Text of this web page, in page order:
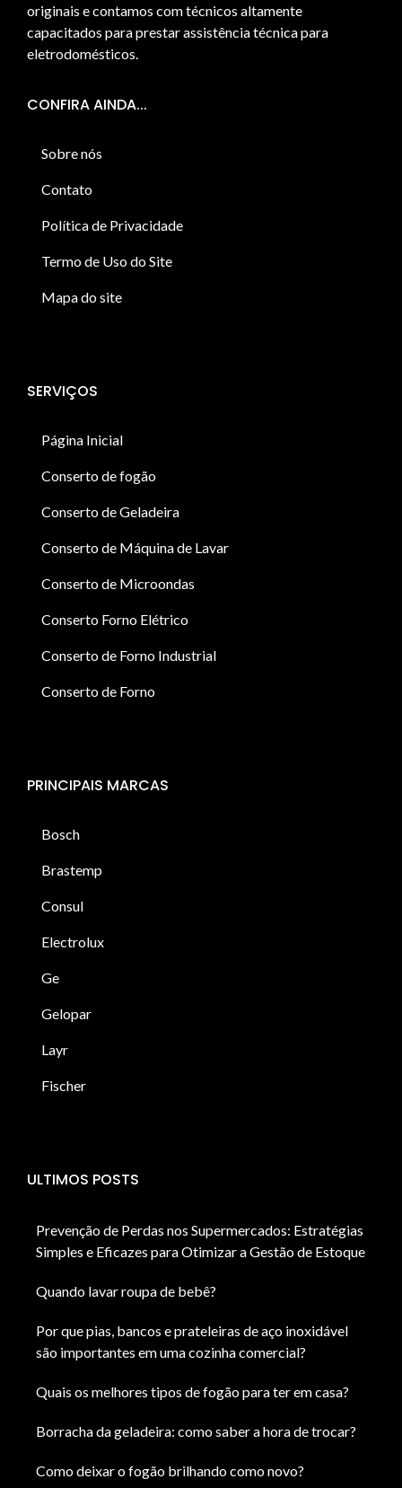
originais e contamos com técnicos altamente
capacitados para prestar assistência técnica para
eletrodomésticos.
CONFIRA AINDA...
Sobre nós
Contato
Política de Privacidade
Termo de Uso do Site
Mapa do site
SERVIÇOS
Página Inicial
Conserto de fogão
Conserto de Geladeira
Conserto de Máquina de Lavar
Conserto de Microondas
Conserto Forno Elétrico
Conserto de Forno Industrial
Conserto de Forno
PRINCIPAIS MARCAS
Bosch
Brastemp
Consul
Electrolux
Ge
Gelopar
Layr
Fischer
ULTIMOS POSTS
Prevenção de Perdas nos Supermercados: Estratégias
Simples e Eficazes para Otimizar a Gestão de Estoque
Quando lavar roupa de bebê?
Por que pias, bancos e prateleiras de aço inoxidável
são importantes em uma cozinha comercial?
Quais os melhores tipos de fogão para ter em casa?
Borracha da geladeira: como saber a hora de trocar?
Como deixar o fogão brilhando como novo?